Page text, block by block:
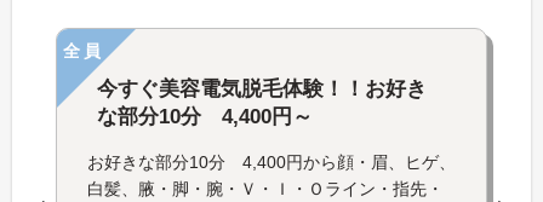
全員
今すぐ美容電気脱毛体験！！お好き
な部分10分 4,400円～
お好きな部分10分 4,400円から顔・眉、ヒゲ、
白髪、腋・脚・腕・Ｖ・Ｉ・Ｏライン・指先・